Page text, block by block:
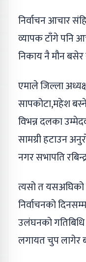
निर्वाचन आचार
व्यापक टाँगे पनि
निकाय नै मौन बसेर
एमाले जिल्ला
सापकोटा,महेश
विभन्न दलका
सामग्री हटाउन
नगर सभापति
त्यसो त यसअघिको
निर्वाचनको
उलंघनको गतिबिधि
लगायत चुप लागेर